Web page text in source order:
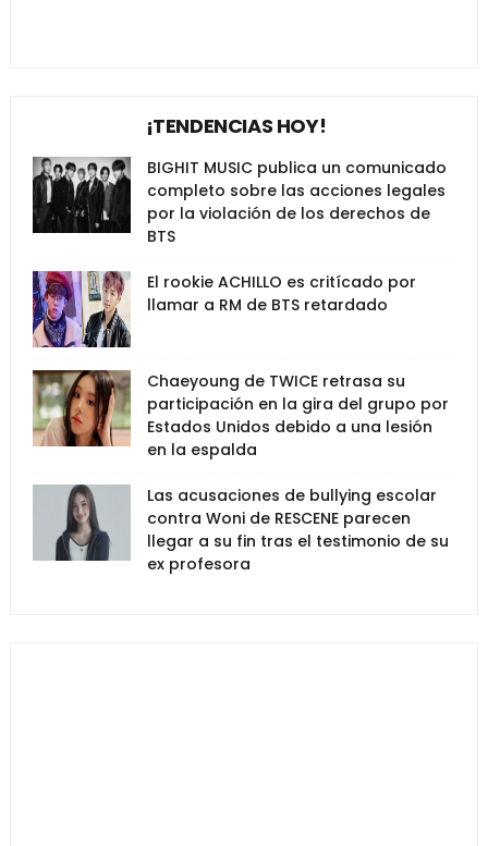
¡TENDENCIAS HOY!
BIGHIT MUSIC publica un comunicado
completo sobre las acciones legales
por la violación de los derechos de
BTS
El rookie ACHILLO es critícado por
llamar a RM de BTS retardado
Chaeyoung de TWICE retrasa su
participación en la gira del grupo por
Estados Unidos debido a una lesión
en la espalda
Las acusaciones de bullying escolar
contra Woni de RESCENE parecen
llegar a su fin tras el testimonio de su
ex profesora